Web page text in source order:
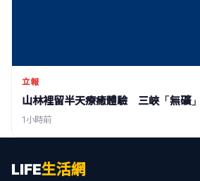
立報
山林裡留半天療癒體驗 三峽「無礦
1小時前
LIFE生活網